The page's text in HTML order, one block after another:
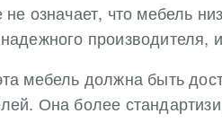
означает, что мебель
мебель должна быть
Она более